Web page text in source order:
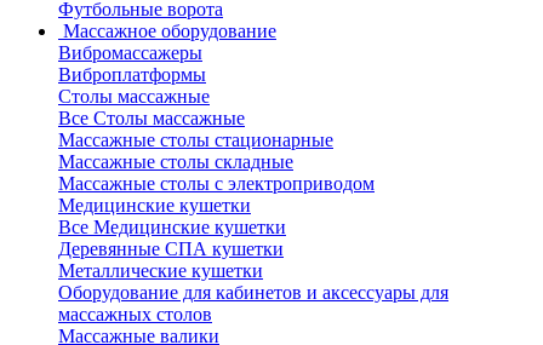
Футбольные ворота
Массажное оборудование
Вибромассажеры
Виброплатформы
Столы массажные
Все Столы массажные
Массажные столы стационарные
Массажные столы складные
Массажные столы с электроприводом
Медицинские кушетки
Все Медицинские кушетки
Деревянные СПА кушетки
Металлические кушетки
Оборудование для кабинетов и аксессуары для
массажных столов
Массажные валики